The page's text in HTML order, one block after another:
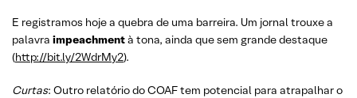
E registramos hoje a quebra de uma barreira. Um jornal trouxe a
palavra impeachmentà tona, ainda que sem grande destaque
(http://bit.ly/2WdrMy2).
Curtas: Outro relatório do COAF tem potencial para atrapalhar o